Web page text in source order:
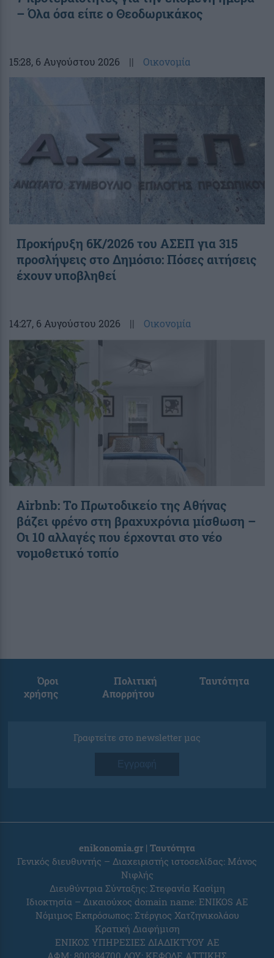
– Όλα όσα είπε ο Θεοδωρικάκος
15:28, 6 Αυγούστου 2026 || Οικονομία
Προκήρυξη 6Κ/2026 του ΑΣΕΠ για 315
προσλήψεις στο Δημόσιο: Πόσες αιτήσεις
έχουν υποβληθεί
14:27, 6 Αυγούστου 2026 || Οικονομία
Airbnb: Το Πρωτοδικείο της Αθήνας
βάζει φρένο στη βραχυχρόνια μίσθωση –
Οι 10 αλλαγές που έρχονται στο νέο
νομοθετικό τοπίο
Όροι
χρήσης
Πολιτική
Απορρήτου
Ταυτότητα
Γραφτείτε στο newsletter μας
Εγγραφή
enikonomia.gr | Ταυτότητα
Γενικός διευθυντής – Διαχειριστής ιστοσελίδας: Μάνος
Νιφλής
Διευθύντρια Σύνταξης: Στεφανία Κασίμη
Ιδιοκτησία – Δικαιούχος domain name: ENIKOS AE
Νόμιμος Εκπρόσωπος: Στέργιος Χατζηνικολάου
Κρατική Διαφήμιση
ΕΝΙΚΟΣ ΥΠΗΡΕΣΙΕΣ ΔΙΑΔΙΚΤΥΟΥ ΑΕ